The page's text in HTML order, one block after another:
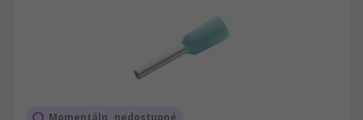
Momentáln_ nedostupné